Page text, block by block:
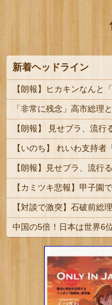
新着ヘッドライン
【朗報】 見せブラ、流行
【朗報】見せブラ、流行る
中国の5倍！日本は世界6